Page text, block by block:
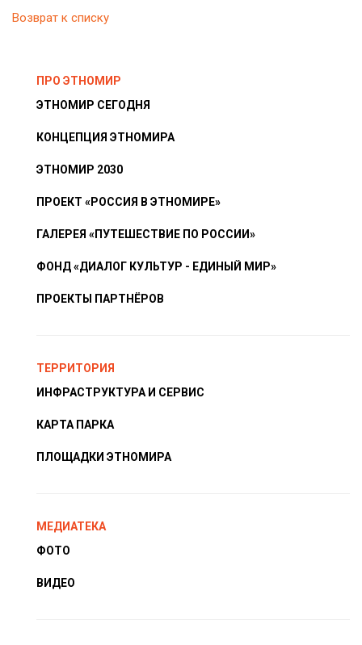
Возврат к списку
ПРО ЭТНОМИР
ЭТНОМИР СЕГОДНЯ
КОНЦЕПЦИЯ ЭТНОМИРА
ЭТНОМИР 2030
ПРОЕКТ «РОССИЯ В ЭТНОМИРЕ»
ГАЛЕРЕЯ «ПУТЕШЕСТВИЕ ПО РОССИИ»
ФОНД «ДИАЛОГ КУЛЬТУР - ЕДИНЫЙ МИР»
ПРОЕКТЫ ПАРТНЁРОВ
ТЕРРИТОРИЯ
ИНФРАСТРУКТУРА И СЕРВИС
КАРТА ПАРКА
ПЛОЩАДКИ ЭТНОМИРА
МЕДИАТЕКА
ФОТО
ВИДЕО